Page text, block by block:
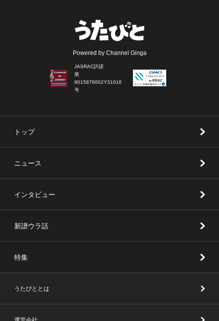
Powered by Channel Ginga
JASRAC許諾
第
9015876002Y31016
号
トップ
ニュース
インタビュー
新譜ウラ話
特集
うたびととは